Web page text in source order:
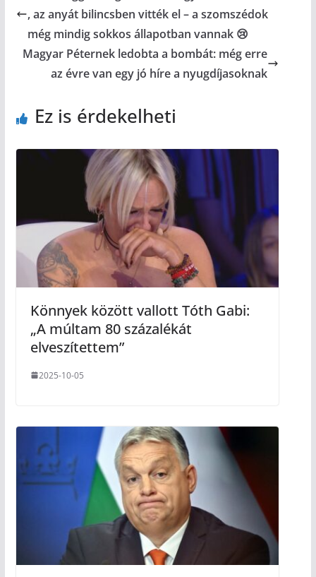
, az anyát bilincsben vitték el – a szomszédok
még mindig sokkos állapotban vannak 😢
Magyar Péternek ledobta a bombát: még erre
az évre van egy jó híre a nyugdíjasoknak
Ez is érdekelheti
Könnyek között vallott Tóth Gabi:
„A múltam 80 százalékát
elveszítettem”
2025-10-05